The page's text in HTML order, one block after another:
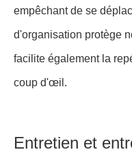
empêchant de se
d'organisation protège
facilite également la
coup d'œil.
Entretien et